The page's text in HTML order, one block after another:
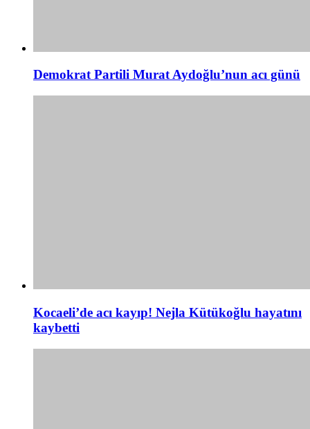
Demokrat Partili Murat Aydoğlu’nun acı günü
Kocaeli’de acı kayıp! Nejla Kütükoğlu hayatını
kaybetti